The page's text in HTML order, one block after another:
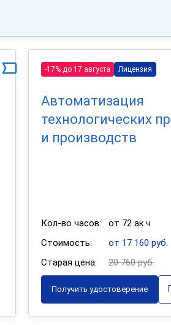
-17% до 17 августа Лицензия
Автоматизация
технологических
и производств
Кол-во часов:
от 72 ак.ч
Стоимость:
от 17 160 руб.
Старая цена:
20 760 руб.
Получить удостоверение